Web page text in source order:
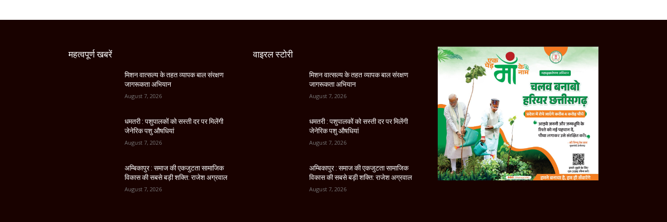
महत्वपूर्ण खबरें
मिशन वात्सल्य के तहत व्यापक बाल संरक्षण
जागरूकता अभियान
August 7, 2026
धमतरी : पशुपालकों को सस्ती दर पर मिलेंगी
जेनेरिक पशु औषधियां
August 7, 2026
अम्बिकापुर : समाज की एकजुटता सामाजिक
विकास की सबसे बड़ी शक्ति: राजेश अग्रवाल
August 7, 2026
वाइरल स्टोरी
मिशन वात्सल्य के तहत व्यापक बाल संरक्षण
जागरूकता अभियान
August 7, 2026
धमतरी : पशुपालकों को सस्ती दर पर मिलेंगी
जेनेरिक पशु औषधियां
August 7, 2026
अम्बिकापुर : समाज की एकजुटता सामाजिक
विकास की सबसे बड़ी शक्ति: राजेश अग्रवाल
August 7, 2026